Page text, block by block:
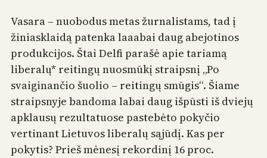
Vasara – nuobodus metas žurnalistams, tad į
žiniasklaidą patenka laaabai daug abejotinos
produkcijos. Štai Delfi parašė apie tariamą
liberalų* reitingų nuosmūkį straipsnį „Po
svaiginančio šuolio – reitingų smūgis“. Šiame
straipsnyje bandoma labai daug išpūsti iš dviejų
apklausų rezultatuose pastebėto pokyčio
vertinant Lietuvos liberalų sąjūdį. Kas per
pokytis? Prieš mėnesį rekordinį 16 proc.